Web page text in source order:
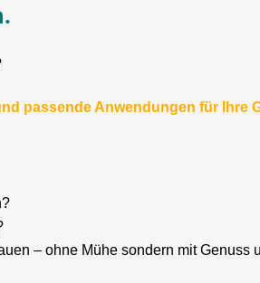
passende Anwendungen für Ihre
– ohne Mühe sondern mit Genuss